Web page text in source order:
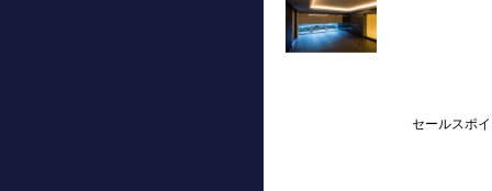
セールスポ